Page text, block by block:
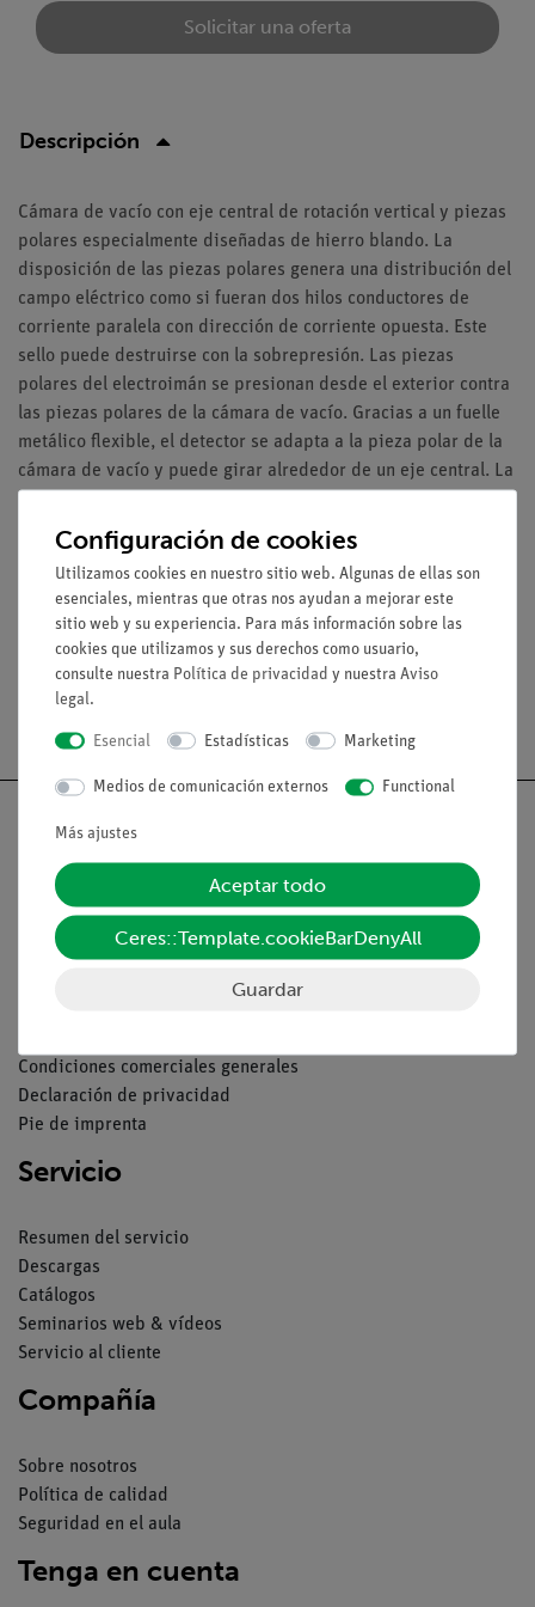
Solicitar una oferta
Descripción
Cámara de vacío con eje central de rotación vertical y piezas
polares especialmente diseñadas de hierro blando. La
disposición de las piezas polares genera una distribución del
campo eléctrico como si fueran dos hilos conductores de
corriente paralela con dirección de corriente opuesta. Este
sello puede destruirse con la sobrepresión. Las piezas
polares del electroimán se presionan desde el exterior contra
las piezas polares de la cámara de vacío. Gracias a un fuelle
metálico flexible, el detector se adapta a la pieza polar de la
cámara de vacío y puede girar alrededor de un eje central. La
experimento de SternGerlach, por lo que las piezas mecánicas
están fabricadas y alineadas con gran precisión: 2,5
mmDimensiones H × W × D (mm):150 × 580 × 165Masa: 4700
Nach oben
Aviso lega
Condiciones comerciales generales
Declaración de privacidad
Pie de imprenta
Servicio
Resumen del servicio
Descargas
Catálogos
Seminarios web & vídeos
Servicio al cliente
Compañía
Sobre nosotros
Política de calidad
Seguridad en el aula
Tenga en cuenta
Configuración de cookies
Utilizamos cookies en nuestro sitio web. Algunas de ellas son
esenciales, mientras que otras nos ayudan a mejorar este
sitio web y su experiencia. Para más información sobre las
cookies que utilizamos y sus derechos como usuario,
consulte nuestra Política de privacidad y nuestra Aviso
legal.
Esencial Estadísticas Marketing
Medios de comunicación externos Functional
Más ajustes
Aceptar todo
Ceres::Template.cookieBarDenyAll
Guardar